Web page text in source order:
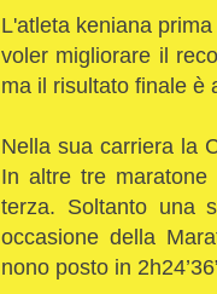
L'atleta keniana
voler migliorare il
ma il risultato finale è
Nella sua carriera la
In altre tre
terza. Soltanto una
occasione della
nono posto in